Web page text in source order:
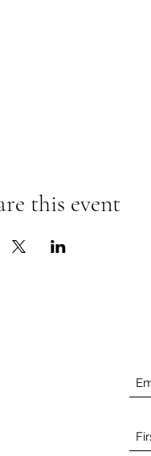
this event